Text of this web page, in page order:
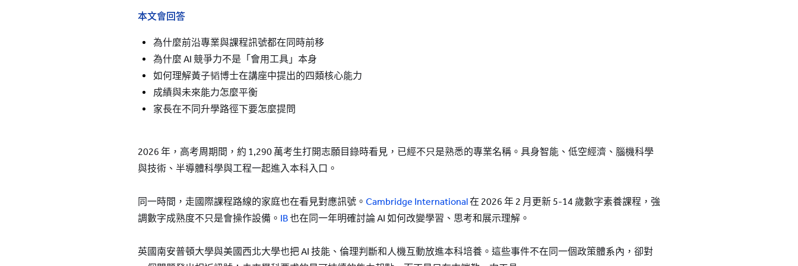
本文會回答
為什麼前沿專業與課程訊號都在同時前移
為什麼 AI 競爭力不是「會用工具」本身
如何理解黃子韬博士在講座中提出的四類核心能力
成績與未來能力怎麼平衡
家長在不同升學路徑下要怎麼提問
2026 年，高考周期間，約 1,290 萬考生打開志願目錄時看見，已經不只是熟悉的專業名稱。具身智能、低空經濟、腦機科學
與技術、半導體科學與工程一起進入本科入口。
同一時間，走國際課程路線的家庭也在看見對應訊號。 Cambridge International在 2026 年 2 月更新 5-14 歲數字素養課程，強
調數字成熟度不只是會操作設備。 IB也在同一年明確討論 AI 如何改變學習、思考和展示理解。
英國南安普頓大學與美國西北大學也把 AI 技能、倫理判斷和人機互動放進本科培養。這些事件不在同一個政策體系內，卻對